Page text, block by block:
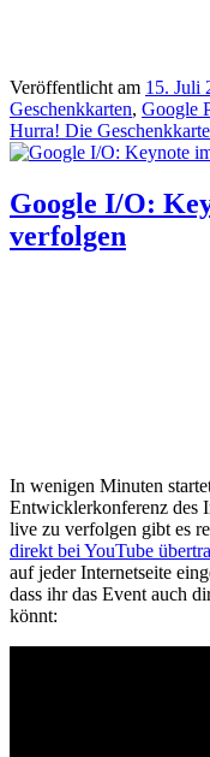
Veröffentlicht am 15. Juli
Geschenkkarten, Google
Hurra! Die
Google I/O:
verfolgen
In wenigen Minuten
Entwicklerkonferenz des
live zu verfolgen gibt es
direkt bei YouTube
auf jeder Internetseite
dass ihr das Event auch
könnt: